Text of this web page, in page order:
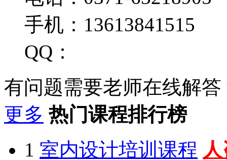
手机：13613841515
QQ：
有问题需要老师在线解答
更多 热门课程排行榜
1 室内设计培训课程